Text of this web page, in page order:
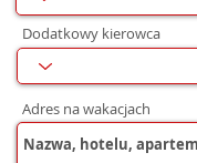
Dodatkowy kierowca
Adres na wakacjach